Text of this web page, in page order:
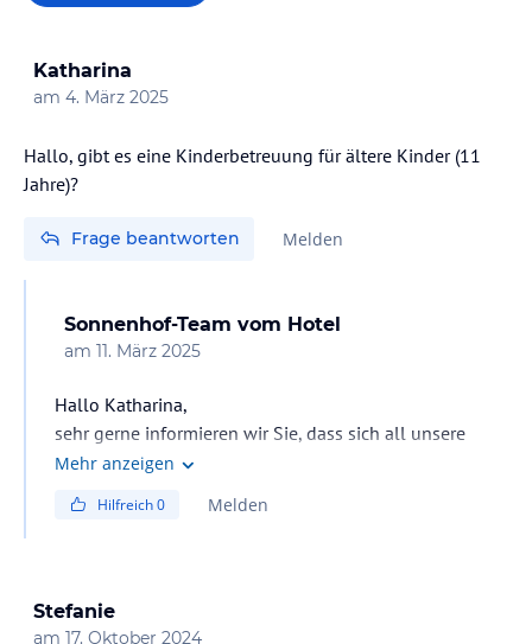
Katharina
am 4. März 2025
Hallo, gibt es eine Kinderbetreuung für ältere Kinder (11
Jahre)?
Frage beantworten Melden
Sonnenhof-Team vom Hotel
am 11. März 2025
Hallo Katharina,
sehr gerne informieren wir Sie, dass sich all unsere
kleinen Gäste untereinander auf unserem Outdoor-
bespaßen, aber wir können gerne eine externe
zukommen lassen dürfen.
Sonnige Grüße
Mehr anzeigen
Hilfreich0 Melden
Stefanie
am 17. Oktober 2024